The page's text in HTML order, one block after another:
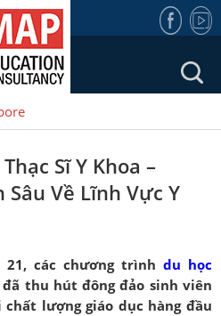
Sĩ Y Khoa –
Sâu Về Lĩnh Vực Y
các chương trình du học
thu hút đông đảo sinh viên
lượng giáo dục hàng đầu